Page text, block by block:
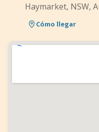
Haymarket, NSW,
Cómo llegar